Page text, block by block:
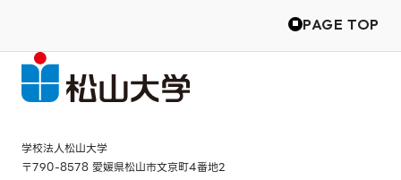
PAGE TOP
学校法人松山大学
〒790-8578 愛媛県松山市文京町4番地2